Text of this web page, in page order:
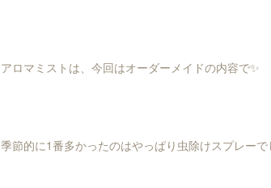
アロマミストは、今回はオーダーメイドの内容で✨
季節的に1番多かったのはやっぱり虫除けスプレーで